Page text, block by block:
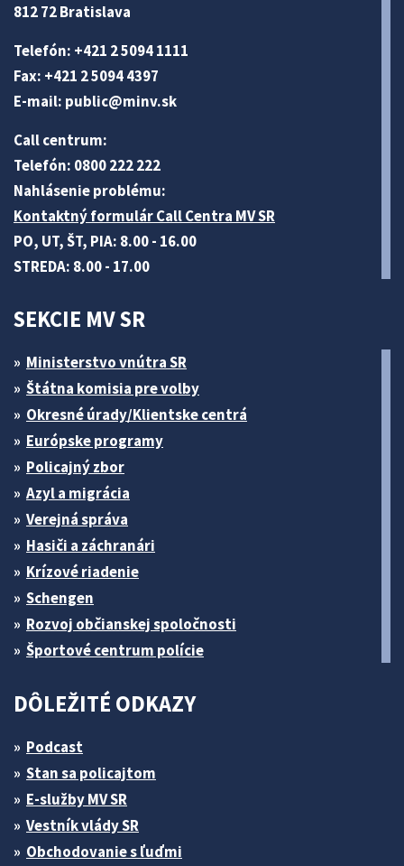
812 72 Bratislava
Telefón: +421 2 5094 1111
Fax: +421 2 5094 4397
E-mail: public@minv.sk
Call centrum:
Telefón: 0800 222 222
Nahlásenie problému:
Kontaktný formulár Call Centra MV SR
PO, UT, ŠT, PIA: 8.00 - 16.00
STREDA: 8.00 - 17.00
SEKCIE MV SR
Ministerstvo vnútra SR
Štátna komisia pre volby
Okresné úrady/Klientske centrá
Európske programy
Policajný zbor
Azyl a migrácia
Verejná správa
Hasiči a záchranári
Krízové riadenie
Schengen
Rozvoj občianskej spoločnosti
Športové centrum polície
DÔLEŽITÉ ODKAZY
Podcast
Stan sa policajtom
E-služby MV SR
Vestník vlády SR
Obchodovanie s ľuďmi